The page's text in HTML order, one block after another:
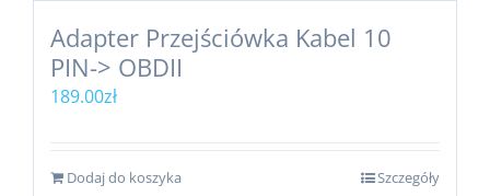
Adapter Przejściówka Kabel 10
PIN-> OBDII
189.00zł
Dodaj do koszyka Szczegóły